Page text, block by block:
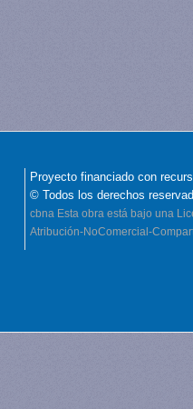
Proyecto financiado con
© Todos los derechos
cbna Esta obra está bajo una
Atribución-NoComercial-